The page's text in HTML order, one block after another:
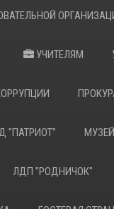
УЧИТЕЛЯМ
"ПАТРИОТ" МУЗЕЙ
ЛДП "РОДНИЧОК"